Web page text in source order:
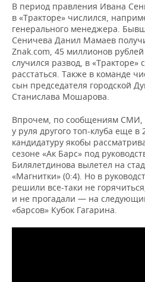
В период правления Ивана
в «Тракторе» числился,
генерального менеджера.
Сеничева Данил Мамаев
Znak.com, 45 миллионов рублей
случился развод, в
расстаться. Также в команде
сын председателя городской
Станислава Мошарова.
Впрочем, по сообщениям СМИ,
у руля другого топ-клуба еще в
кандидатуру якобы
сезоне «Ак Барс» под
Билялетдинова вылетел на
«Магнитки» (0:4). Но в
решили все-таки не
и не прогадали — на
«барсов» Кубок Гагарина.